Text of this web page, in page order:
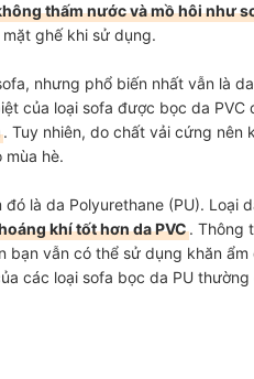
thấm nước và mồ hôi như
ghế khi sử dụng.
nhưng phổ biến nhất vẫn là
của loại sofa được bọc da PVC
. Tuy nhiên, do chất vải cứng nên
hè.
là da Polyurethane (PU). Loại
khí tốt hơn da PVC. Thông
vẫn có thể sử dụng khăn ẩm
các loại sofa bọc da PU